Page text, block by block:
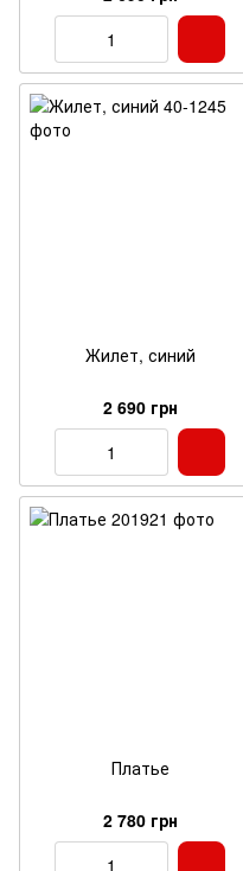
Жилет, синий
2 690 грн
Платье
2 780 грн